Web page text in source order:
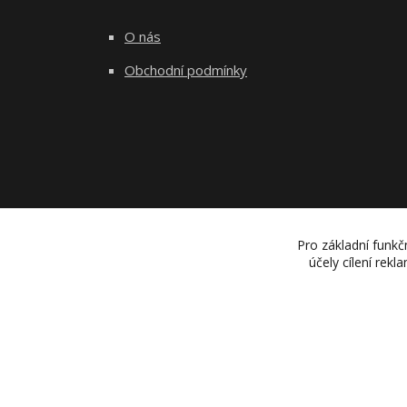
O nás
Obchodní podmínky
Pro základní
účely cílení